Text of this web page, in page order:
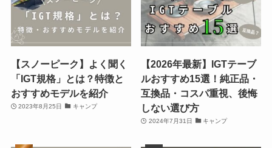
【スノーピーク】よく聞く
「IGT規格」とは？特徴と
おすすめモデルを紹介
2023年8月25日 キャンプ
【2026年最新】IGTテーブ
ルおすすめ15選！純正品・
互換品・コスパ重視、後悔
しない選び方
2024年7月31日 キャンプ